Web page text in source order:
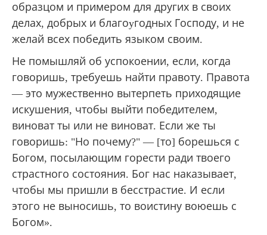
образцом и примером для других в своих
делах, добрых и благоyгодных Господу, и не
желай всех победить языком своим.
Не помышляй об успокоении, если, когда
говоришь, требуешь найти правоту. Правота
— это мужественно вытерпеть приходящие
искушения, чтобы выйти победителем,
виноват ты или не виноват. Если же ты
говоришь: "Но почему?" — [то] борешься с
Богом, посылающим горести ради твоего
страстного состояния. Бог нас наказывает,
чтобы мы пришли в бесстрастие. И если
этого не выносишь, то воистину воюешь с
Богом».